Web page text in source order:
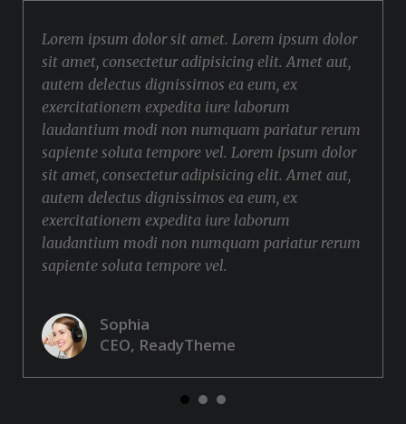
Lorem ipsum dolor sit amet. Lorem ipsum dolor
sit amet, consectetur adipisicing elit. Amet aut,
autem delectus dignissimos ea eum, ex
exercitationem expedita iure laborum
laudantium modi non numquam pariatur rerum
sapiente soluta tempore vel. Lorem ipsum dolor
sit amet, consectetur adipisicing elit. Amet aut,
autem delectus dignissimos ea eum, ex
exercitationem expedita iure laborum
laudantium modi non numquam pariatur rerum
sapiente soluta tempore vel.
Sophia
CEO, ReadyTheme